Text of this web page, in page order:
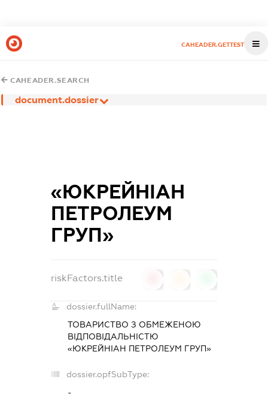
CAHEADER.GETTEST
CAHEADER.SEARCH
document.dossier
«ЮКРЕЙНІАН
ПЕТРОЛЕУМ
ГРУП»
riskFactors.title
dossier.fullName:
ТОВАРИСТВО З ОБМЕЖЕНОЮ
ВІДПОВІДАЛЬНІСТЮ
«ЮКРЕЙНІАН ПЕТРОЛЕУМ ГРУП»
dossier.opfSubType:
-